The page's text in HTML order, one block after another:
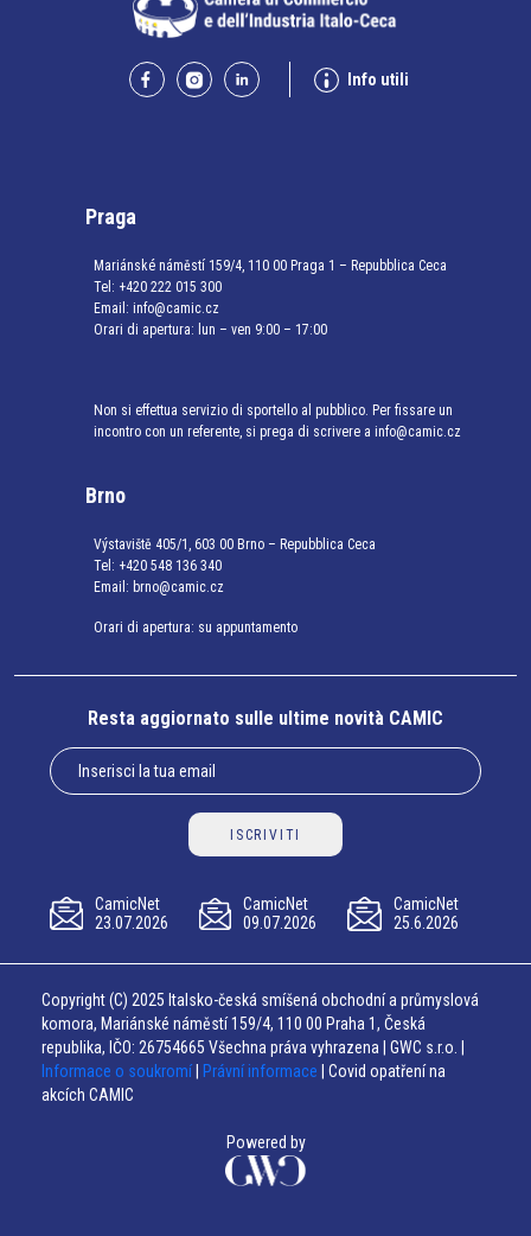
Info utili
Praga
Mariánské náměstí 159/4, 110 00 Praga 1 – Repubblica Ceca
Tel: +420 222 015 300
Email: info@camic.cz
Orari di apertura: lun – ven 9:00 – 17:00
Non si effettua servizio di sportello al pubblico. Per fissare un
incontro con un referente, si prega di scrivere a info@camic.cz
Brno
Výstaviště 405/1, 603 00 Brno – Repubblica Ceca
Tel: +420 548 136 340
Email: brno@camic.cz
Orari di apertura: su appuntamento
Resta aggiornato sulle ultime novità CAMIC
ISCRIVITI
CamicNet
23.07.2026
CamicNet
09.07.2026
CamicNet
25.6.2026
Copyright (C) 2025 Italsko-česká smíšená obchodní a průmyslová
komora, Mariánské náměstí 159/4, 110 00 Praha 1, Česká
republika, IČO: 26754665 Všechna práva vyhrazena | GWC s.r.o. |
Informace o soukromí
Právní informace | Covid opatření na
akcích CAMIC
Powered by